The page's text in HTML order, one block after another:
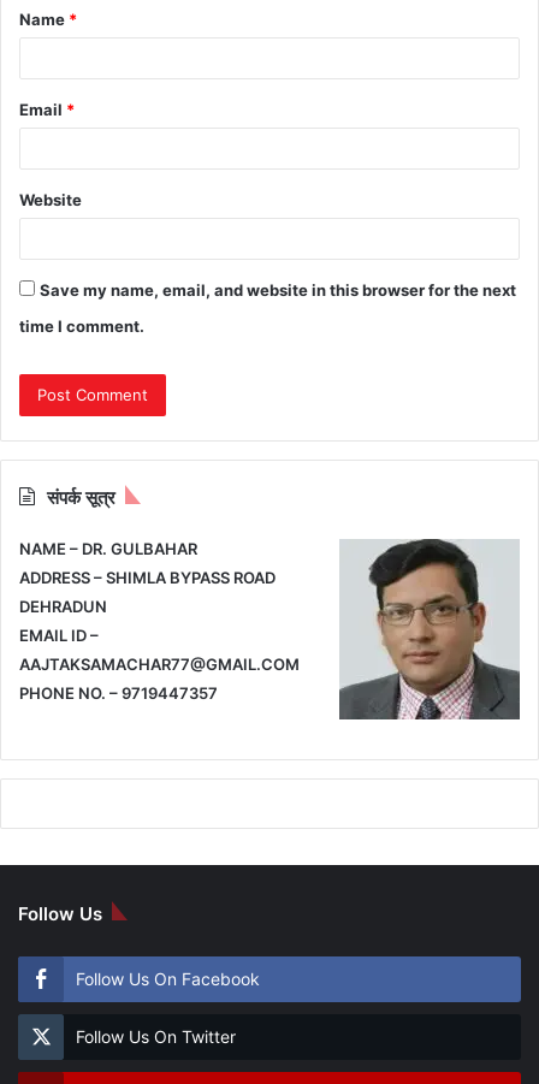
*
Name *
Email *
Website
Save my name, email, and website in this browser for the next
time I comment.
संपर्क सूत्र
NAME – DR. GULBAHAR
ADDRESS – SHIMLA BYPASS ROAD
DEHRADUN
EMAIL ID –
AAJTAKSAMACHAR77@GMAIL.COM
PHONE NO. – 9719447357
Follow Us
Follow Us On Facebook
Follow Us On Twitter